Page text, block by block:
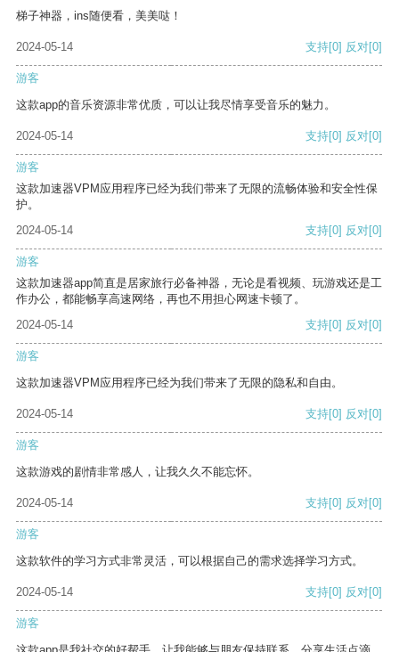
梯子神器，ins随便看，美美哒！
2024-05-14 支持[0] 反对[0]
游客
这款app的音乐资源非常优质，可以让我尽情享受音乐的魅力。
2024-05-14 支持[0] 反对[0]
游客
这款加速器VPM应用程序已经为我们带来了无限的流畅体验和安全性保
护。
2024-05-14
支持[0] 反对[0]
游客
这款加速器app简直是居家旅行必备神器，无论是看视频、玩游戏还是工
作办公，都能畅享高速网络，再也不用担心网速卡顿了。
2024-05-14
支持[0] 反对[0]
游客
这款加速器VPM应用程序已经为我们带来了无限的隐私和自由。
2024-05-14 支持[0] 反对[0]
游客
这款游戏的剧情非常感人，让我久久不能忘怀。
2024-05-14 支持[0] 反对[0]
游客
这款软件的学习方式非常灵活，可以根据自己的需求选择学习方式。
2024-05-14 支持[0] 反对[0]
游客